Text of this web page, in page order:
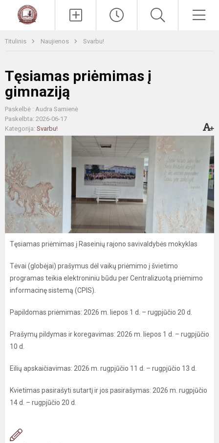
Titulinis Naujienos Svarbu!
Tęsiamas priėmimas į
gimnaziją
Paskelbė : Audra Samienė
Paskelbta: 2026-06-17
Kategorija: Svarbu!
Tęsiamas priėmimas į Raseinių rajono savivaldybės mokyklas
Tėvai (globėjai) prašymus dėl vaikų priėmimo į švietimo
programas teikia elektroniniu būdu per Centralizuotą priėmimo
informacinę sistemą (CPIS).
Papildomas priėmimas: 2026 m. liepos 1 d. – rugpjūčio 20 d.
Prašymų pildymas ir koregavimas: 2026 m. liepos 1 d. – rugpjūčio
10 d.
Eilių apskaičiavimas: 2026 m. rugpjūčio 11 d. – rugpjūčio 13 d.
Kvietimas pasirašyti sutartį ir jos pasirašymas: 2026 m. rugpjūčio
14 d. – rugpjūčio 20 d.